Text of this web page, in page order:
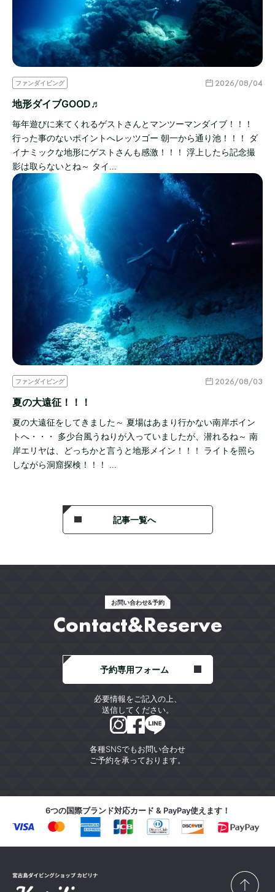
ファンダイビング 2026/08/04
地形ダイブGOOD♬
毎年遊びに来てくれるゲストさんとマンツーマンダイブ！！！
行った事のないポイントへレッツゴー 朝一から通り池！！！ ダ
イナミックな地形にゲストさんも感激！！！ 浮上したら記念撮
影は取らないとね～ タイ…
ファンダイビング 2026/08/03
夏の大遠征！！！
夏の大遠征をしてきました～ 夏場はあまり行かない南岸ポイン
トへ・・・ 多少台風うねりが入っていましたが、潜れるね～ 南
岸エリヤは、どっちかと言うと地形メイン！！！ ライトを照ら
しながら洞窟探検！！！ …
記事一覧へ
お問い合わせ&予約
Contact&Reserve
各種SNSでもお問い合わせ
ご予約を承っております。
予約専用フォーム
必要情報をご記入の上、
送信してください。
6つの国際ブランド対応カード & PayPay使えます！